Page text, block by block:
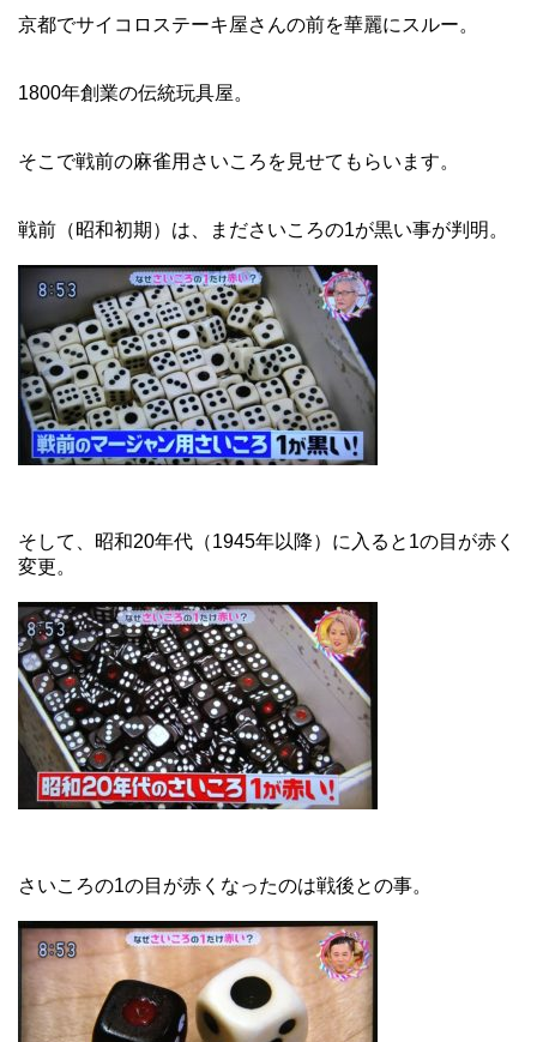
京都でサイコロステーキ屋さんの前を華麗にスルー。
1800年創業の伝統玩具屋。
そこで戦前の麻雀用さいころを見せてもらいます。
戦前（昭和初期）は、まださいころの1が黒い事が判明。
そして、昭和20年代（1945年以降）に入ると1の目が赤く
変更。
さいころの1の目が赤くなったのは戦後との事。